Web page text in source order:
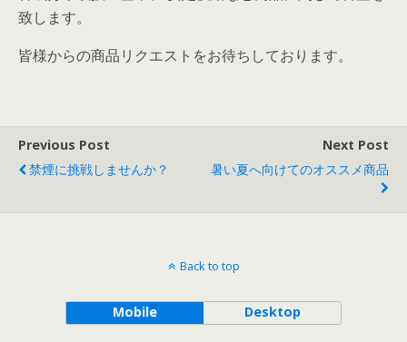
致します。
皆様からの商品リクエストをお待ちしております。
Previous Post
禁煙に挑戦しませんか？
Next Post
暑い夏へ向けてのオススメ商品
Back to top
Mobile Desktop